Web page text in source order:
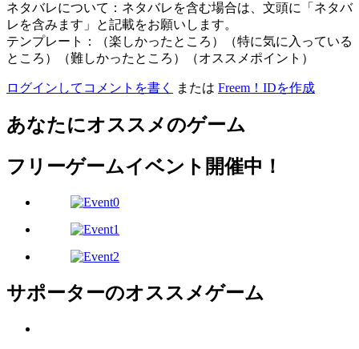
ネタバレについて：ネタバレを含む場合は、文頭に「ネタバ
レを含みます」と記載をお願いします。
テンプレート：（楽しかったところ）（特に気に入っている
ところ）（難しかったところ）（オススメポイント）
ログインしてコメントを書く または Freem！IDを作成
あなたにオススメのゲーム
フリーゲームイベント開催中！
サポーターのオススメゲーム